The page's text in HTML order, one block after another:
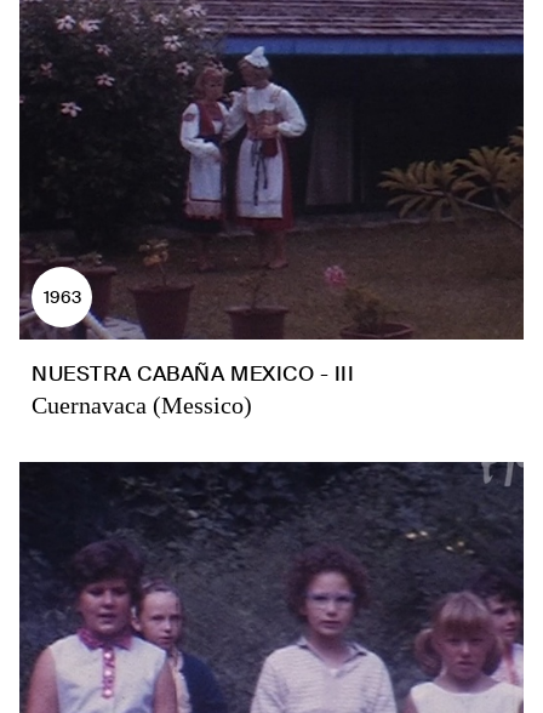
1963
NUESTRA CABAÑA MEXICO - III
Cuernavaca (Messico)